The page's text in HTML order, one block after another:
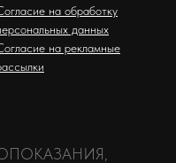
на обработку
данных
на рекламные